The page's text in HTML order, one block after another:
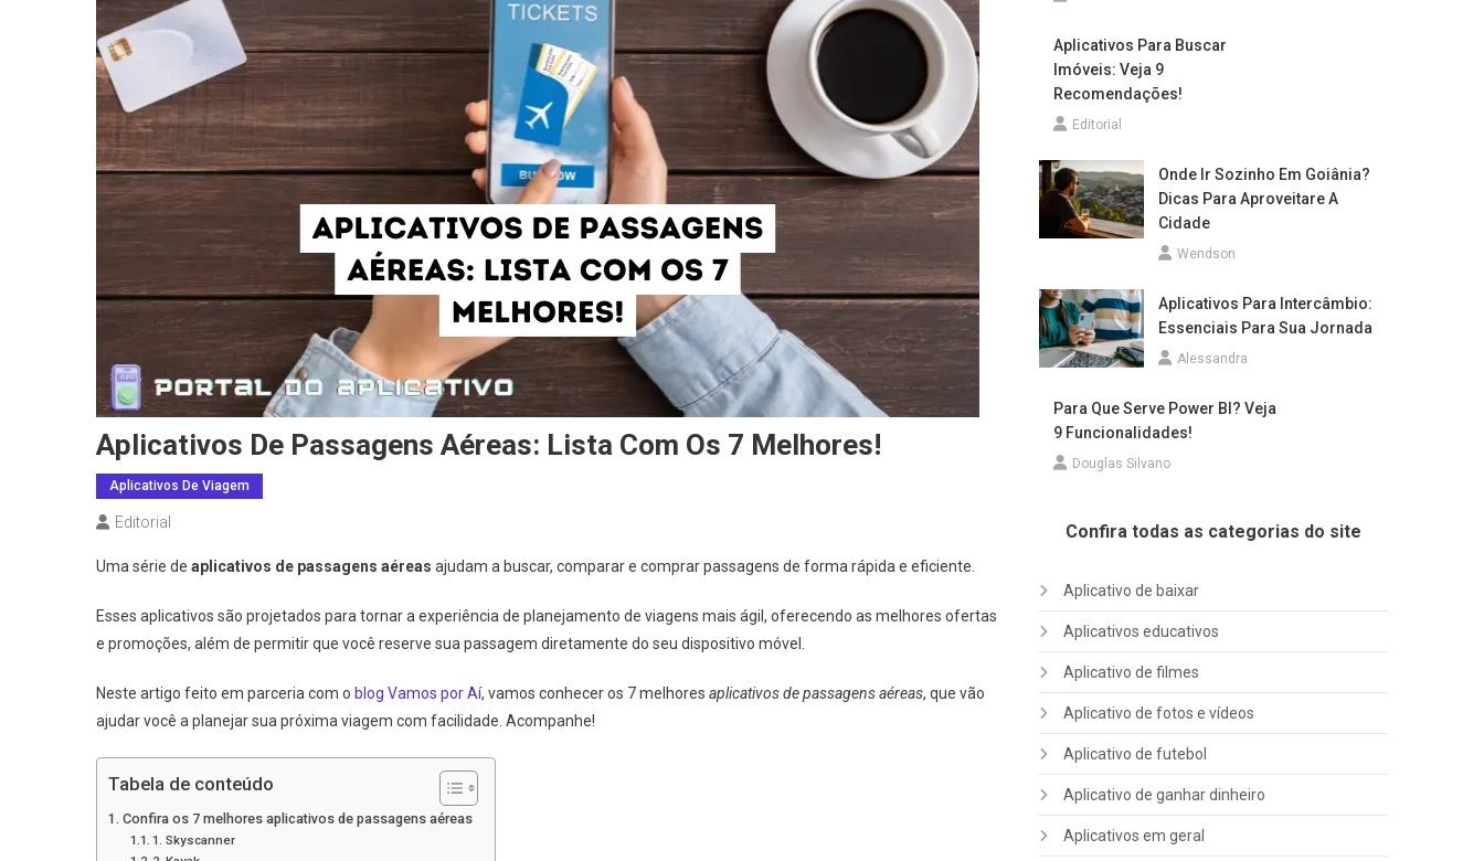
Aplicativos De Passagens Aéreas: Lista Com Os 7 Melhores!
Aplicativos De Viagem
Editorial
Uma série de aplicativos de passagens aéreas ajudam a buscar, comparar e comprar passagens de forma rápida e eficiente.
Esses aplicativos são projetados para tornar a experiência de planejamento de viagens mais ágil, oferecendo as melhores ofertas
e promoções, além de permitir que você reserve sua passagem diretamente do seu dispositivo móvel.
Neste artigo feito em parceria com o blog Vamos por Aí, vamos conhecer os 7 melhores aplicativos de passagens aéreas, que vão
ajudar você a planejar sua próxima viagem com facilidade. Acompanhe!
Tabela de conteúdo
Confira os 7 melhores aplicativos de passagens aéreas
1. Skyscanner
Aplicativos Para Buscar
Imóveis: Veja 9
Recomendações!
Editorial
Onde Ir Sozinho Em Goiânia?
Dicas Para Aproveitare A
Cidade
Wendson
Aplicativos Para Intercâmbio:
Essenciais Para Sua Jornada
Alessandra
Para Que Serve Power BI? Veja
9 Funcionalidades!
Douglas Silvano
Confira todas as categorias do site
Aplicativo de baixar
Aplicativos educativos
Aplicativo de filmes
Aplicativo de fotos e vídeos
Aplicativo de futebol
Aplicativo de ganhar dinheiro
Aplicativos em geral